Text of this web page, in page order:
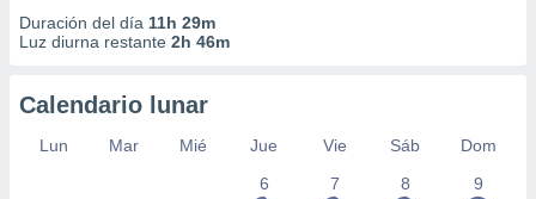
Duración del día 11h 29m
Luz diurna restante 2h 46m
Calendario lunar
Lun Mar Mié Jue Vie Sáb
Dom
6
7 8 9